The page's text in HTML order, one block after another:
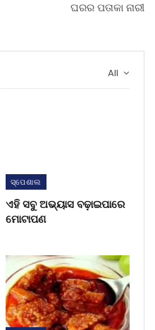
ଘରର ପତାକା ନାରୀ
All
ସ୍ପେଶାଲ
ଏହି ସବୁ ଅଭ୍ୟାସ ବଢ଼ାଇପାରେ
ମୋଟାପଣ